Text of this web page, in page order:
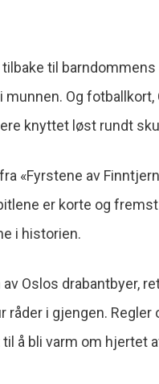
til
munnen. Og
knyttet løst rundt
«Fyrstene av
er korte og
i historien.
Oslos drabantbyer,
i gjengen.
å bli varm om hjertet